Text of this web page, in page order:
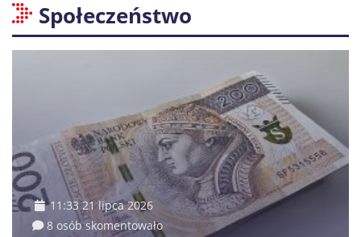
Społeczeństwo
11:33 21 lipca 2026
8 osób skomentowało